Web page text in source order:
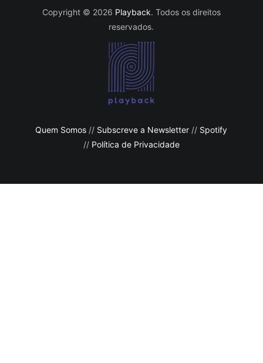
Copyright © 2026 Playback. Todos os direitos
reservados.
Quem Somos // Subscreve a Newsletter // Spotify
// Política de Privacidade